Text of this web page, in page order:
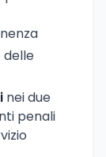
delle
nei due
penali